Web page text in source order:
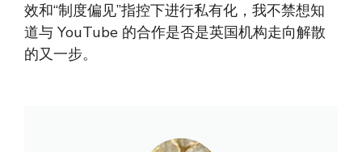
效和“制度偏见”指控下进行私有化，我不禁想知
道与 YouTube 的合作是否是英国机构走向解散
的又一步。